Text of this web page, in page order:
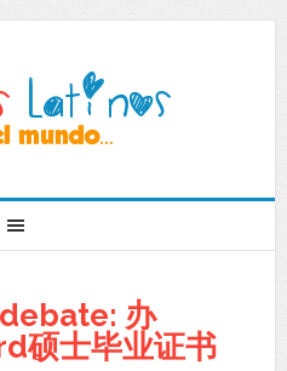
办
硕士毕业证书